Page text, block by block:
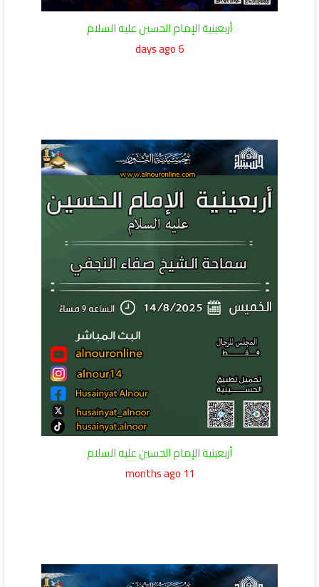
أربعينية الإمام الحسين عليه السلام
6 days ago
أربعينية الإمام الحسين عليه السلام
11 months ago